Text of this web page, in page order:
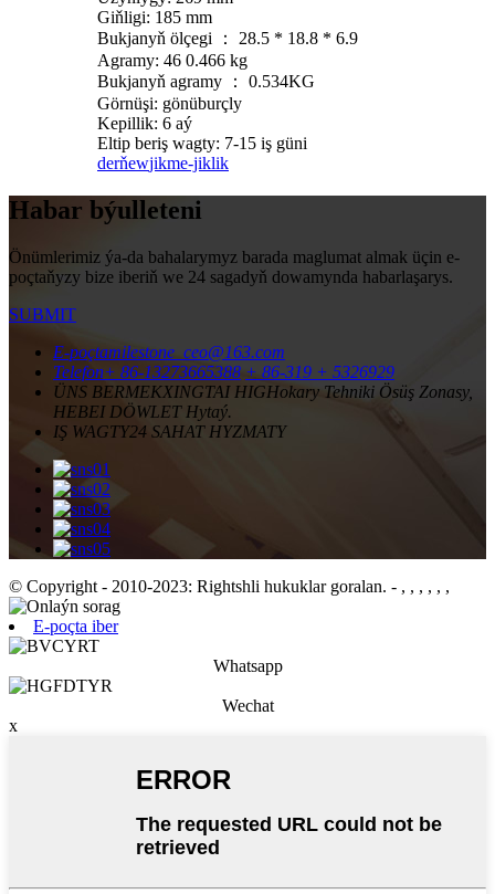
Giňligi: 185 mm
Bukjanyň ölçegi ： 28.5 * 18.8 * 6.9
Agramy: 46 0.466 kg
Bukjanyň agramy ： 0.534KG
Görnüşi: gönüburçly
Kepillik: 6 aý
Eltip beriş wagty: 7-15 iş güni
derňewjikme-jiklik
Habar býulleteni
Önümlerimiz ýa-da bahalarymyz barada maglumat almak üçin e-
poçtaňyzy bize iberiň we 24 sagadyň dowamynda habarlaşarys.
SUBMIT
E-poçtamilestone_ceo@163.com
Telefon+ 86-13273665388 + 86-319 + 5326929
ÜNS BERMEKXINGTAI HIGHokary Tehniki Ösüş Zonasy,
HEBEI DÖWLET Hytaý.
IŞ WAGTY24 SAHAT HYZMATY
© Copyright - 2010-2023: Rightshli hukuklar goralan. - , , , , , ,
E-poçta iber
Whatsapp
Wechat
x